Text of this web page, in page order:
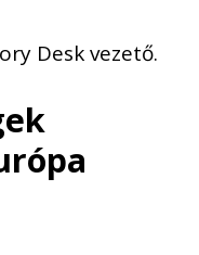
Desk vezető.